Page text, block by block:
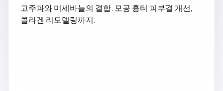
프로모션
고주파와 미세바늘의 결합. 모공 흉터 피부결 개선,
콜라겐 리모델링까지.